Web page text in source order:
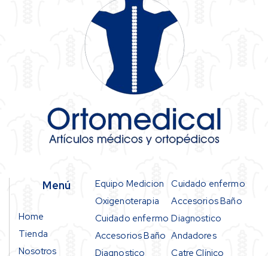
Menú
Home
Tienda
Nosotros
Equipo Medicion
Oxigenoterapia
Cuidado enfermo
Accesorios Baño
Diagnostico
Cuidado enfermo
Accesorios Baño
Diagnostico
Andadores
Catre Clínico